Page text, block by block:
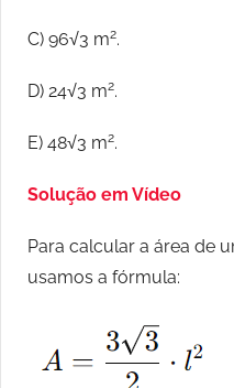
C) 96√3 m2.
D) 24√3 m2.
E) 48√3 m2.
Solução em Vídeo
Para calcular a área de
usamos a fórmula: